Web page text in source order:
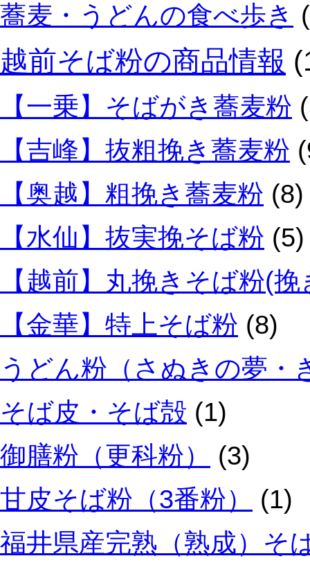
蕎麦・うどんの食べ歩き
越前そば粉の商品情報
【一乗】そばがき蕎麦粉
【吉峰】抜粗挽き蕎麦粉
【奥越】粗挽き蕎麦粉 (8)
【水仙】抜実挽そば粉 (5)
【越前】丸挽きそば粉(
【金華】特上そば粉 (8)
うどん粉（さぬきの夢・
そば皮・そば殻 (1)
御膳粉（更科粉）
(3)
甘皮そば粉（3番粉）
(1)
福井県産完熟（熟成）そ